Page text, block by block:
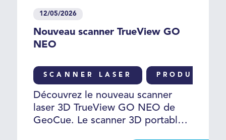
12/05/2026
Nouveau scanner TrueView GO
NEO
SCANNER LASER PRODUIT
Découvrez le nouveau scanner
laser 3D TrueView GO NEO de
GeoCue. Le scanner 3D portable